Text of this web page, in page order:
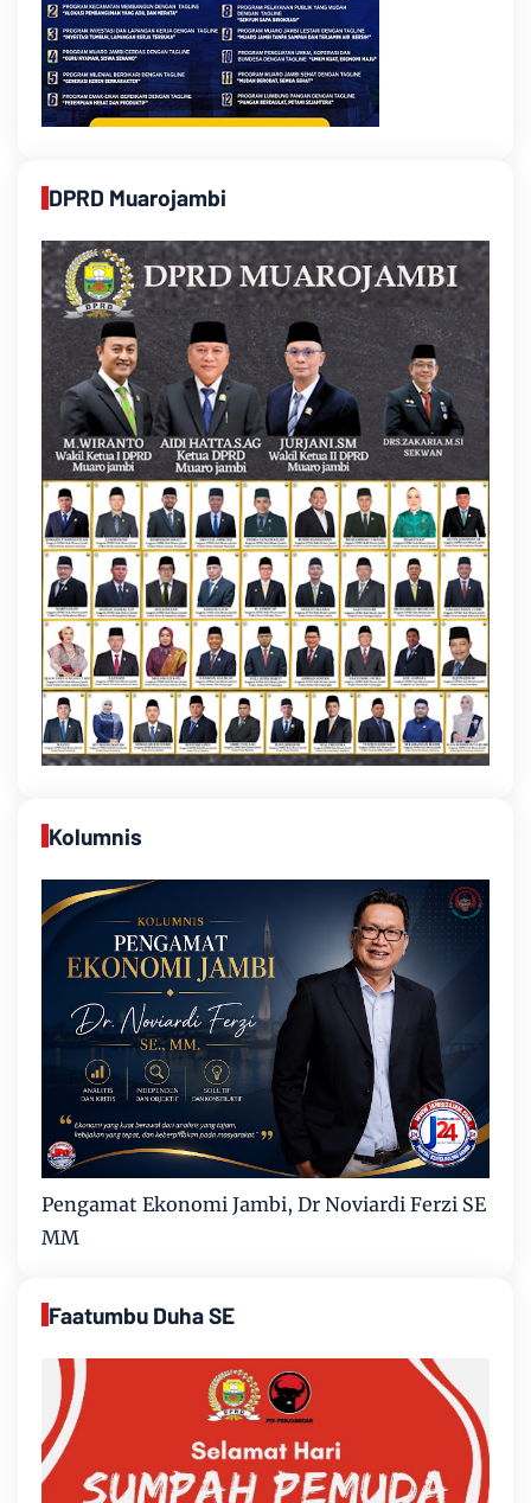
DPRD Muarojambi
Kolumnis
Pengamat Ekonomi Jambi, Dr Noviardi Ferzi SE
MM
Faatumbu Duha SE